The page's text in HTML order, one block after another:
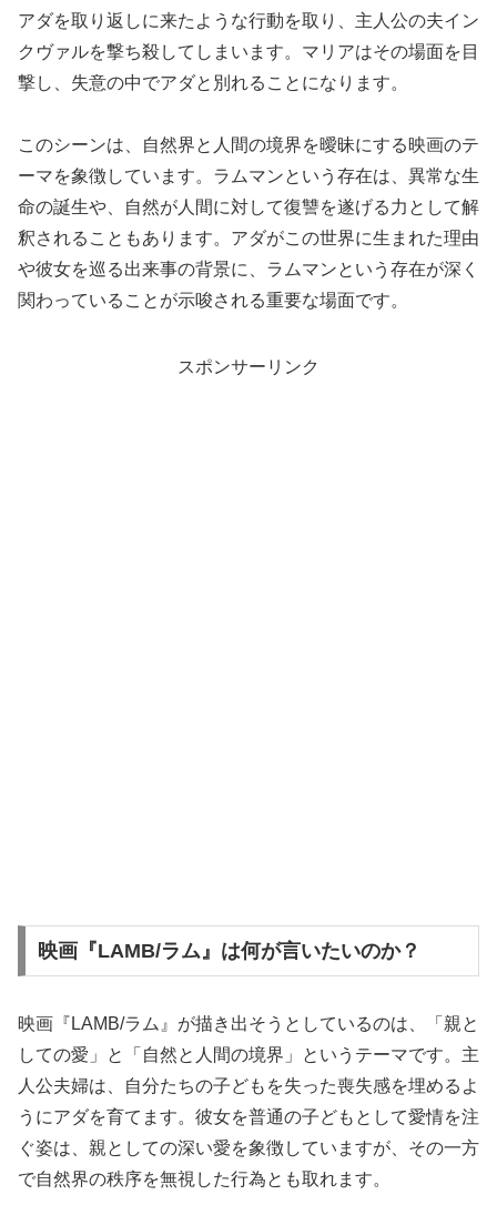
アダを取り返しに来たような行動を取り、主人公の夫イン
クヴァルを撃ち殺してしまいます。マリアはその場面を目
撃し、失意の中でアダと別れることになります。
このシーンは、自然界と人間の境界を曖昧にする映画のテ
ーマを象徴しています。ラムマンという存在は、異常な生
命の誕生や、自然が人間に対して復讐を遂げる力として解
釈されることもあります。アダがこの世界に生まれた理由
や彼女を巡る出来事の背景に、ラムマンという存在が深く
関わっていることが示唆される重要な場面です。
スポンサーリンク
映画『LAMB/ラム』は何が言いたいのか？
映画『LAMB/ラム』が描き出そうとしているのは、「親と
しての愛」と「自然と人間の境界」というテーマです。主
人公夫婦は、自分たちの子どもを失った喪失感を埋めるよ
うにアダを育てます。彼女を普通の子どもとして愛情を注
ぐ姿は、親としての深い愛を象徴していますが、その一方
で自然界の秩序を無視した行為とも取れます。